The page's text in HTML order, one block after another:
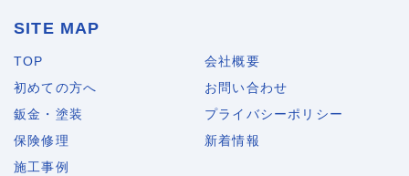
SITE MAP
TOP
会社概要
初めての方へ
お問い合わせ
鈑金・塗装
プライバシーポリシー
保険修理
新着情報
施工事例